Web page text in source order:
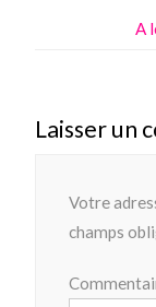
A
Laisser un
Votre
champs